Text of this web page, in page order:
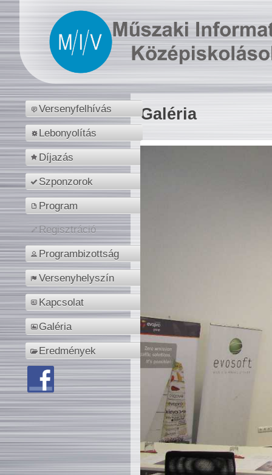
Versenyfelhívás
Lebonyolítás
Díjazás
Szponzorok
Program
Regisztráció
Programbizottság
Versenyhelyszín
Kapcsolat
Galéria
Eredmények
Galéria